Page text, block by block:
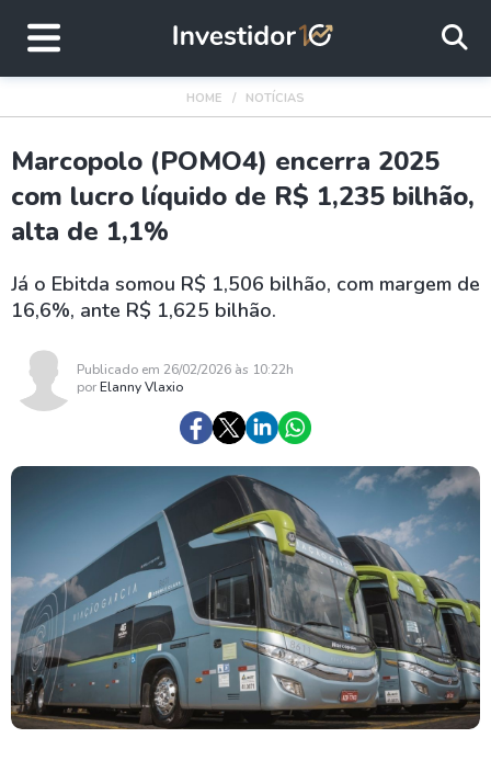
HOME NOTÍCIAS
Marcopolo (POMO4) encerra 2025
com lucro líquido de R$ 1,235 bilhão,
alta de 1,1%
Já o Ebitda somou R$ 1,506 bilhão, com margem de
16,6%, ante R$ 1,625 bilhão.
Publicado em 26/02/2026 às 10:22h
porElanny Vlaxio